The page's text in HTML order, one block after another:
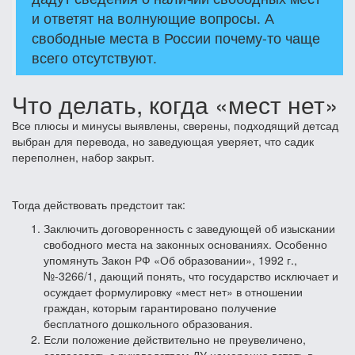
и ответят на волнующие вопросы. А
свободные места в России почему-то чаще
всего отсутствуют.
Что делать, когда «мест нет»
Все плюсы и минусы выявлены, сверены, подходящий детсад
выбран для перевода, но заведующая уверяет, что садик
переполнен, набор закрыт.
Тогда действовать предстоит так:
Заключить договоренность с заведующей об изыскании
свободного места на законных основаниях. Особенно
упомянуть Закон РФ «Об образовании», 1992 г.,
№-3266/1, дающий понять, что государство исключает и
осуждает формулировку «мест нет» в отношении
граждан, которым гарантировано получение
бесплатного дошкольного образования.
Если положение действительно не преувеличено,